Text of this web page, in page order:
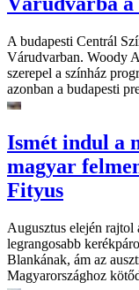
A budapesti Centrál
Várudvarban. Woody
szerepel a színház
azonban a budapesti
Ismét indul a
magyar
Fityus
Augusztus elején rajtol
legrangosabb
Blankának, ám az
Magyarországhoz